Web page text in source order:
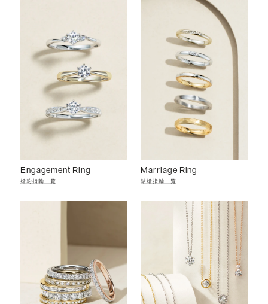
Engagement Ring
婚約指輪一覧
Marriage Ring
結婚指輪一覧